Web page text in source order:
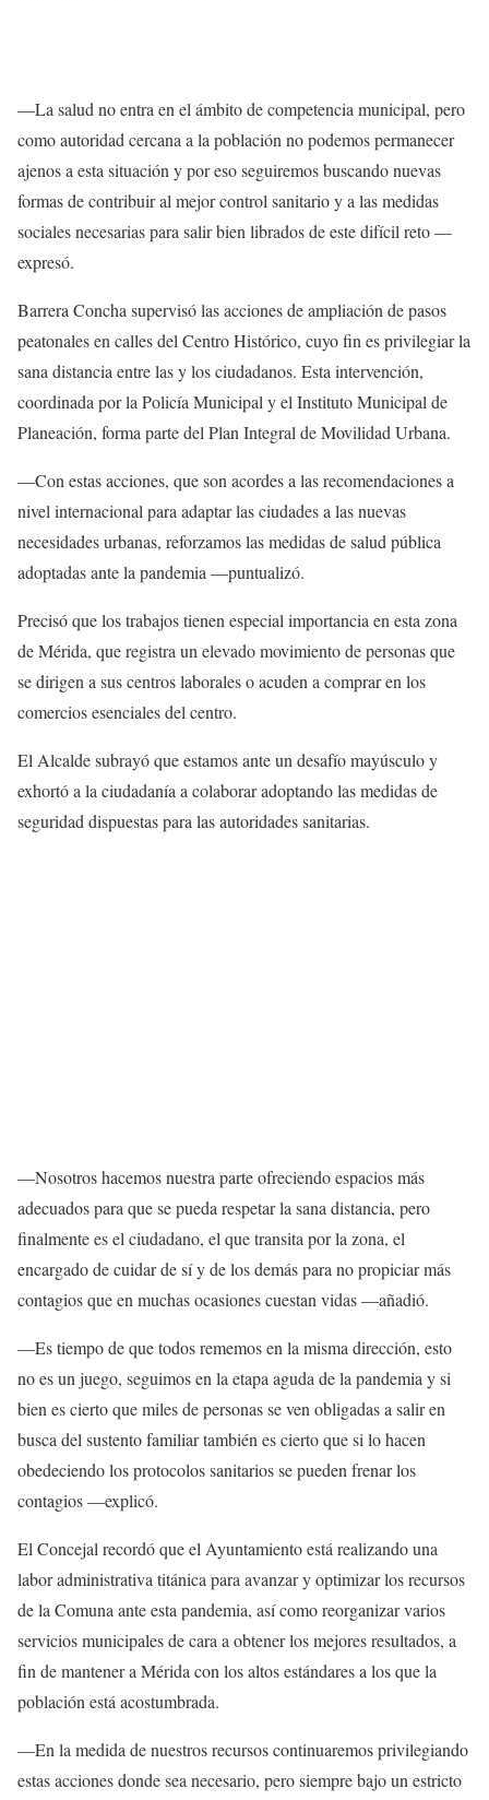
—La salud no entra en el ámbito de competencia municipal, pero
como autoridad cercana a la población no podemos permanecer
ajenos a esta situación y por eso seguiremos buscando nuevas
formas de contribuir al mejor control sanitario y a las medidas
sociales necesarias para salir bien librados de este difícil reto —
expresó.
Barrera Concha supervisó las acciones de ampliación de pasos
peatonales en calles del Centro Histórico, cuyo fin es privilegiar la
sana distancia entre las y los ciudadanos. Esta intervención,
coordinada por la Policía Municipal y el Instituto Municipal de
Planeación, forma parte del Plan Integral de Movilidad Urbana.
—Con estas acciones, que son acordes a las recomendaciones a
nivel internacional para adaptar las ciudades a las nuevas
necesidades urbanas, reforzamos las medidas de salud pública
adoptadas ante la pandemia —puntualizó.
Precisó que los trabajos tienen especial importancia en esta zona
de Mérida, que registra un elevado movimiento de personas que
se dirigen a sus centros laborales o acuden a comprar en los
comercios esenciales del centro.
El Alcalde subrayó que estamos ante un desafío mayúsculo y
exhortó a la ciudadanía a colaborar adoptando las medidas de
seguridad dispuestas para las autoridades sanitarias.
—Nosotros hacemos nuestra parte ofreciendo espacios más
adecuados para que se pueda respetar la sana distancia, pero
finalmente es el ciudadano, el que transita por la zona, el
encargado de cuidar de sí y de los demás para no propiciar más
contagios que en muchas ocasiones cuestan vidas —añadió.
—Es tiempo de que todos rememos en la misma dirección, esto
no es un juego, seguimos en la etapa aguda de la pandemia y si
bien es cierto que miles de personas se ven obligadas a salir en
busca del sustento familiar también es cierto que si lo hacen
obedeciendo los protocolos sanitarios se pueden frenar los
contagios —explicó.
El Concejal recordó que el Ayuntamiento está realizando una
labor administrativa titánica para avanzar y optimizar los recursos
de la Comuna ante esta pandemia, así como reorganizar varios
servicios municipales de cara a obtener los mejores resultados, a
fin de mantener a Mérida con los altos estándares a los que la
población está acostumbrada.
—En la medida de nuestros recursos continuaremos privilegiando
estas acciones donde sea necesario, pero siempre bajo un estricto